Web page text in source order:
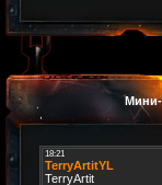
Мини-